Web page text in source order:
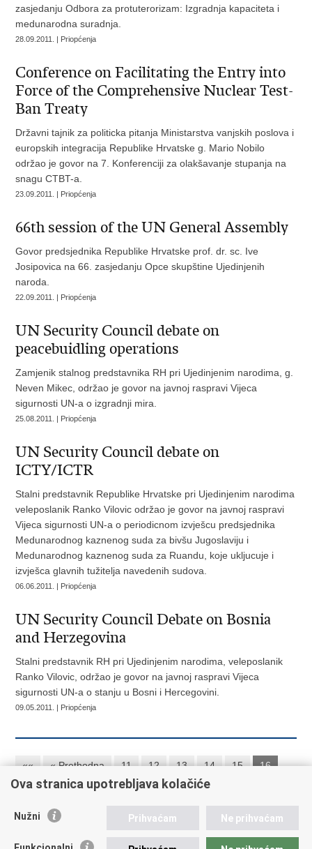
zasjedanju Odbora za protuterorizam: Izgradnja kapaciteta i
medunarodna suradnja.
28.09.2011. | Priopćenja
Conference on Facilitating the Entry into
Force of the Comprehensive Nuclear Test-
Ban Treaty
Državni tajnik za politicka pitanja Ministarstva vanjskih poslova i
europskih integracija Republike Hrvatske g. Mario Nobilo
održao je govor na 7. Konferenciji za olakšavanje stupanja na
snagu CTBT-a.
23.09.2011. | Priopćenja
66th session of the UN General Assembly
Govor predsjednika Republike Hrvatske prof. dr. sc. Ive
Josipovica na 66. zasjedanju Opce skupštine Ujedinjenih
naroda.
22.09.2011. | Priopćenja
UN Security Council debate on
peacebuidling operations
Zamjenik stalnog predstavnika RH pri Ujedinjenim narodima, g.
Neven Mikec, održao je govor na javnoj raspravi Vijeca
sigurnosti UN-a o izgradnji mira.
25.08.2011. | Priopćenja
UN Security Council debate on
ICTY/ICTR
Stalni predstavnik Republike Hrvatske pri Ujedinjenim narodima
veleposlanik Ranko Vilovic održao je govor na javnoj raspravi
Vijeca sigurnosti UN-a o periodicnom izvješcu predsjednika
Medunarodnog kaznenog suda za bivšu Jugoslaviju i
Medunarodnog kaznenog suda za Ruandu, koje ukljucuje i
izvješca glavnih tužitelja navedenih sudova.
06.06.2011. | Priopćenja
UN Security Council Debate on Bosnia
and Herzegovina
Stalni predstavnik RH pri Ujedinjenim narodima, veleposlanik
Ranko Vilovic, održao je govor na javnoj raspravi Vijeca
sigurnosti UN-a o stanju u Bosni i Hercegovini.
09.05.2011. | Priopćenja
«« « Prethodna 11 12 13 14 15
16
17
18 19 20 Sljedeća » »»
Ova stranica upotrebljava kolačiće
Nužni Prihvaćam Ne prihvaćam